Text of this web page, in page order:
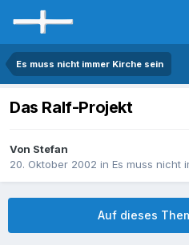
Es muss nicht immer Kirche sein
Das Ralf-Projekt
Von Stefan
20. Oktober 2002 in Es muss nicht
Auf dieses